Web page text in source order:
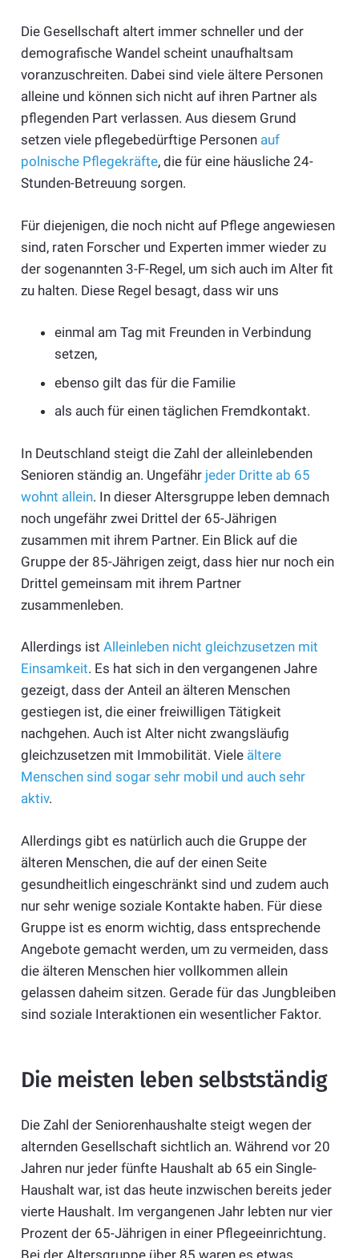
Die Gesellschaft altert immer schneller und der
demografische Wandel scheint unaufhaltsam
voranzuschreiten. Dabei sind viele ältere Personen
alleine und können sich nicht auf ihren Partner als
pflegenden Part verlassen. Aus diesem Grund
setzen viele pflegebedürftige Personen auf
polnische Pflegekräfte, die für eine häusliche 24-
Stunden-Betreuung sorgen.
Für diejenigen, die noch nicht auf Pflege angewiesen
sind, raten Forscher und Experten immer wieder zu
der sogenannten 3-F-Regel, um sich auch im Alter fit
zu halten. Diese Regel besagt, dass wir uns
einmal am Tag mit Freunden in Verbindung
setzen,
ebenso gilt das für die Familie
als auch für einen täglichen Fremdkontakt.
In Deutschland steigt die Zahl der alleinlebenden
Senioren ständig an. Ungefähr jeder Dritte ab 65
wohnt allein. In dieser Altersgruppe leben demnach
noch ungefähr zwei Drittel der 65-Jährigen
zusammen mit ihrem Partner. Ein Blick auf die
Gruppe der 85-Jährigen zeigt, dass hier nur noch ein
Drittel gemeinsam mit ihrem Partner
zusammenleben.
Allerdings ist Alleinleben nicht gleichzusetzen mit
Einsamkeit. Es hat sich in den vergangenen Jahre
gezeigt, dass der Anteil an älteren Menschen
gestiegen ist, die einer freiwilligen Tätigkeit
nachgehen. Auch ist Alter nicht zwangsläufig
gleichzusetzen mit Immobilität. Viele ältere
Menschen sind sogar sehr mobil und auch sehr
aktiv.
Allerdings gibt es natürlich auch die Gruppe der
älteren Menschen, die auf der einen Seite
gesundheitlich eingeschränkt sind und zudem auch
nur sehr wenige soziale Kontakte haben. Für diese
Gruppe ist es enorm wichtig, dass entsprechende
Angebote gemacht werden, um zu vermeiden, dass
die älteren Menschen hier vollkommen allein
gelassen daheim sitzen. Gerade für das Jungbleiben
sind soziale Interaktionen ein wesentlicher Faktor.
Die meisten leben selbstständig
Die Zahl der Seniorenhaushalte steigt wegen der
alternden Gesellschaft sichtlich an. Während vor 20
Jahren nur jeder fünfte Haushalt ab 65 ein Single-
Haushalt war, ist das heute inzwischen bereits jeder
vierte Haushalt. Im vergangenen Jahr lebten nur vier
Prozent der 65-Jährigen in einer Pflegeeinrichtung.